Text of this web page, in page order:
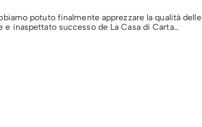
potuto finalmente apprezzare la qualità delle
e inaspettato successo de La Casa di Carta…